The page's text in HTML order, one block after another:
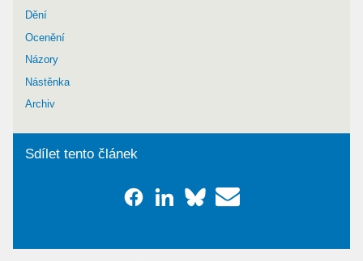
Dění
Ocenění
Názory
Nástěnka
Archiv
Sdílet tento článek